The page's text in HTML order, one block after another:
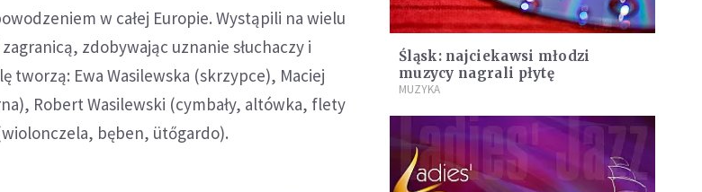
w całej Europie. Wystąpili na wielu
zdobywając uznanie słuchaczy i
tworzą: Ewa Wasilewska (skrzypce), Maciej
Robert Wasilewski (cymbały, altówka, flety
bęben, ütőgardo).
Śląsk: najciekawsi młodzi
muzycy nagrali płytę
MUZYKA